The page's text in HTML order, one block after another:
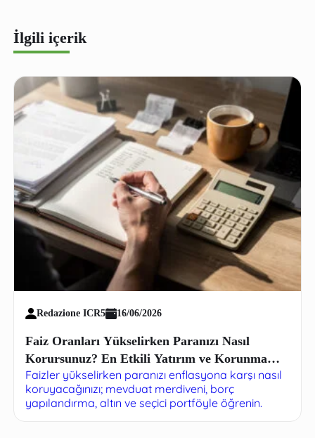
İlgili içerik
Redazione ICR5 16/06/2026
Faiz Oranları Yükselirken Paranızı Nasıl
Korursunuz? En Etkili Yatırım ve Korunma
Stratejileri
Faizler yükselirken paranızı enflasyona karşı nasıl
koruyacağınızı; mevduat merdiveni, borç
yapılandırma, altın ve seçici portföyle öğrenin.